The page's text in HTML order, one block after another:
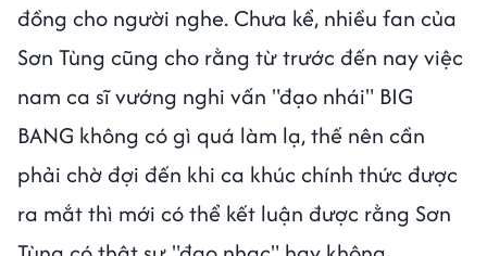
đồng cho người nghe. Chưa kể, nhiều fan của
Sơn Tùng cũng cho rằng từ trước đến nay việc
nam ca sĩ vướng nghi vấn "đạo nhái" BIG
BANG không có gì quá làm lạ, thế nên cần
phải chờ đợi đến khi ca khúc chính thức được
ra mắt thì mới có thể kết luận được rằng Sơn